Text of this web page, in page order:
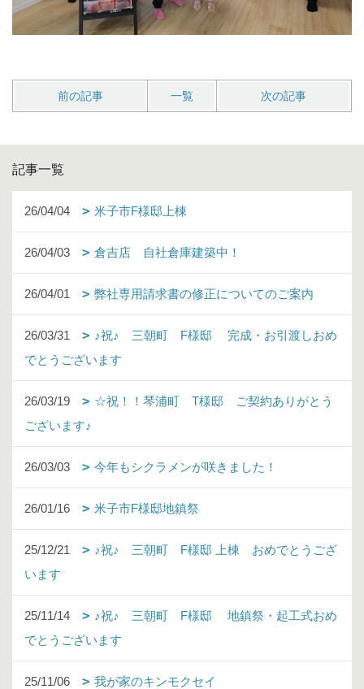
前の記事 一覧 次の記事
記事一覧
26/04/04 米子市F様邸上棟
26/04/03 倉吉店 自社倉庫建築中！
26/04/01 弊社専用請求書の修正についてのご案内
26/03/31
♪祝♪ 三朝町 F様邸 完成・お引渡しおめ
でとうございます
26/03/19
☆祝！！琴浦町 T様邸 ご契約ありがとう
ございます♪
26/03/03 今年もシクラメンが咲きました！
26/01/16 米子市F様邸地鎮祭
25/12/21
♪祝♪ 三朝町 F様邸 上棟 おめでとうござ
います
25/11/14
♪祝♪ 三朝町 F様邸 地鎮祭・起工式おめ
でとうございます
25/11/06 我が家のキンモクセイ